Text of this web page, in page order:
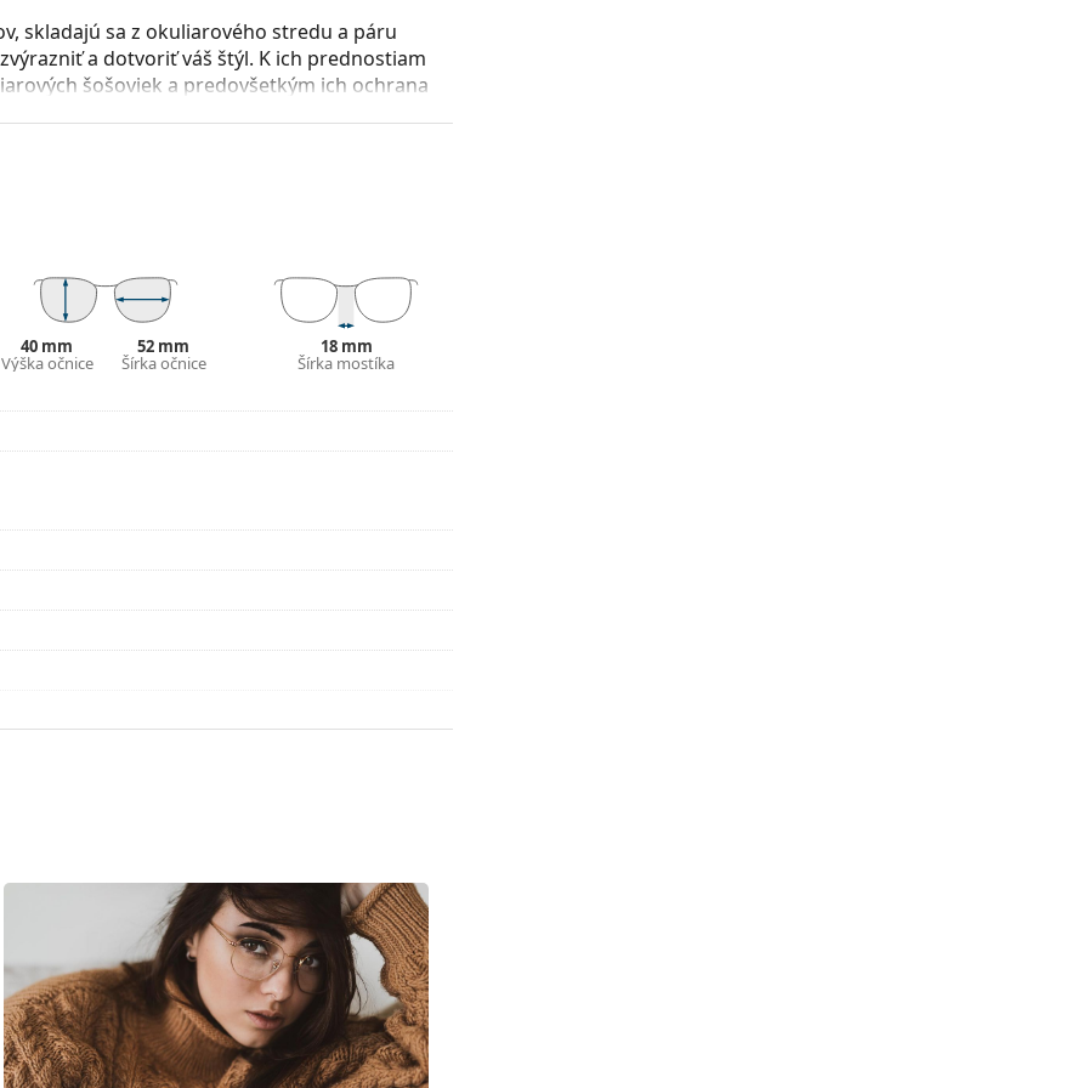
skladajú sa z okuliarového stredu a páru
a dotvoriť váš štýl. K ich prednostiam
šošoviek a predovšetkým ich ochrana
a usadenie okuliarov. Nosové opierky sa
nedošlo k ich poškodeniu alebo
puzdra a jeho vyhotovenie sa môžu líšiť.
a starostlivosť o okuliare. Niektoré
vrecko.
pokyny.
40 mm
Výška očnice
52 mm
Šírka očnice
18 mm
Šírka mostíka